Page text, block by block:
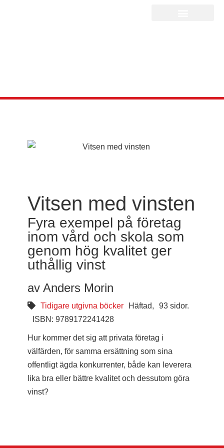
Vitsen med vinsten
Fyra exempel på företag
inom vård och skola som
genom hög kvalitet ger
uthållig vinst
av Anders Morin
Tidigare utgivna böcker Häftad,
93 sidor.
ISBN: 9789172241428
Hur kommer det sig att privata företag i
välfärden, för samma ersättning som sina
offentligt ägda konkurrenter, både kan leverera
lika bra eller bättre kvalitet och dessutom göra
vinst?